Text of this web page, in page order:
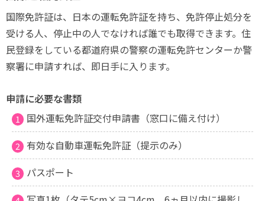
国際免許証は、日本の運転免許証を持ち、免許停止処分を
受ける人、停止中の人でなければ誰でも取得できます。住
民登録をしている都道府県の警察の運転免許センターか警
察署に申請すれば、即日手に入ります。
申請に必要な書類
国外運転免許証交付申請書（窓口に備え付け）
有効な自動車運転免許証（提示のみ）
パスポート